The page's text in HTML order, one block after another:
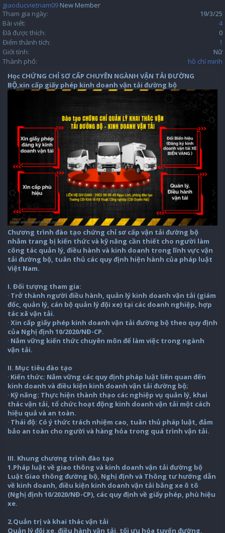
giaoducvietnam09 New Member
Tham gia ngày:
19/3/25
Bài viết:
4
Đã được thích:
0
Điểm thành tích:
1
Giới tính:
Nữ
Thành phố:
hồ chí minh
Học CHỨNG CHỈ SƠ CẤP CHUYÊN NGÀNH VẬN TẢI ĐƯỜNG
BỘ,xin cấp giấy phép kinh doanh vận tải đường bộ
Chương trình đào tạo chứng chỉ sơ cấp vận tải đường bộ
nhằm trang bị kiến thức và kỹ năng cần thiết cho người làm
công tác quản lý, điều hành và kinh doanh trong lĩnh vực vận
tải đường bộ, tuân thủ các quy định hiện hành của pháp luật
Việt Nam.
I. Đối tượng tham gia:
· Trở thành người điều hành, quản lý kinh doanh vận tải (giám
đốc, quản lý, cán bộ quản lý đội xe) tại các doanh nghiệp, hợp
tác xã vận tải.
· Xin cấp giấy phép kinh doanh vận tải đường bộ theo quy định
của Nghị định 10/2020/NĐ-CP.
· Nắm vững kiến thức chuyên môn để làm việc trong ngành
vận tải.
II. Mục tiêu đào tạo
· Kiến thức: Nắm vững các quy định pháp luật liên quan đến
kinh doanh và điều kiện kinh doanh vận tải đường bộ;
· Kỹ năng: Thực hiện thành thạo các nghiệp vụ quản lý, khai
thác vận tải, tổ chức hoạt động kinh doanh vận tải một cách
hiệu quả và an toàn.
· Thái độ: Có ý thức trách nhiệm cao, tuân thủ pháp luật, đảm
bảo an toàn cho người và hàng hóa trong quá trình vận tải.
III. Khung chương trình đào tạo
1.Pháp luật về giao thông và kinh doanh vận tải đường bộ
Luật Giao thông đường bộ, Nghị định và Thông tư hướng dẫn
về kinh doanh, điều kiện kinh doanh vận tải bằng xe ô tô
(Nghị định 10/2020/NĐ-CP), các quy định về giấy phép, phù hiệu
xe.
2.Quản trị và khai thác vận tải
Quản lý đội xe, điều hành vận tải, tối ưu hóa tuyến đường,